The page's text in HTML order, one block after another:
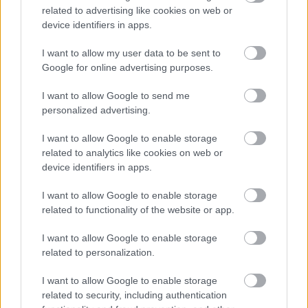
related to advertising like cookies on web or
device identifiers in apps.
I want to allow my user data to be sent to
Google for online advertising purposes.
I want to allow Google to send me
personalized advertising.
I want to allow Google to enable storage
related to analytics like cookies on web or
device identifiers in apps.
I want to allow Google to enable storage
related to functionality of the website or app.
I want to allow Google to enable storage
related to personalization.
I want to allow Google to enable storage
related to security, including authentication
Αστρονόμοι μέτρησαν την μακρινή
επίδραση ενός κβάζαρ στο σύμπαν –
Τι ανακάλυψαν
Το Google Assistant αποσύρεται από
τα Android τηλέφωνα τον Σεπτέμβριο